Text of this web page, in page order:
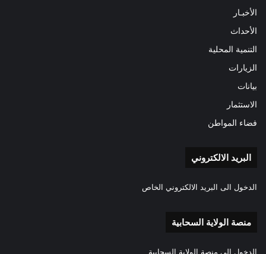
الأخبـار
الأحداث
التنمية المحلية
الزيارات
بيانات
الاستثمار
فضاء المواطن
البريد الالكتروني
الدخول الى البريد الالكتروني الخاص
منصة الولاية السحابية
الدخول الى منصة الولاية السحابية